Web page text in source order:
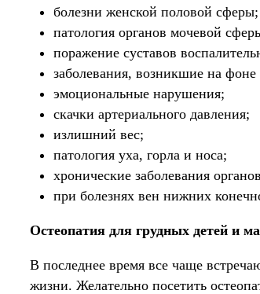
болезни женской половой сферы;
патология органов мочевой
поражение суставов
заболевания, возникшие на фоне
эмоциональные нарушения;
скачки артериального давления;
излишний вес;
патология уха, горла и носа;
хронические заболевания
при болезнях вен нижних
Остеопатия для грудных детей и
В последнее время все чаще
жизни. Желательно посетить